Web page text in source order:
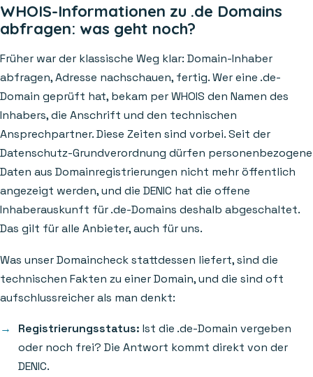
WHOIS-Informationen zu .de Domains
abfragen: was geht noch?
Früher war der klassische Weg klar: Domain-Inhaber
abfragen, Adresse nachschauen, fertig. Wer eine .de-
Domain geprüft hat, bekam per WHOIS den Namen des
Inhabers, die Anschrift und den technischen
Ansprechpartner. Diese Zeiten sind vorbei. Seit der
Datenschutz-Grundverordnung dürfen personenbezogene
Daten aus Domainregistrierungen nicht mehr öffentlich
angezeigt werden, und die DENIC hat die offene
Inhaberauskunft für .de-Domains deshalb abgeschaltet.
Das gilt für alle Anbieter, auch für uns.
Was unser Domaincheck stattdessen liefert, sind die
technischen Fakten zu einer Domain, und die sind oft
aufschlussreicher als man denkt:
Registrierungsstatus: Ist die .de-Domain vergeben
oder noch frei? Die Antwort kommt direkt von der
DENIC.